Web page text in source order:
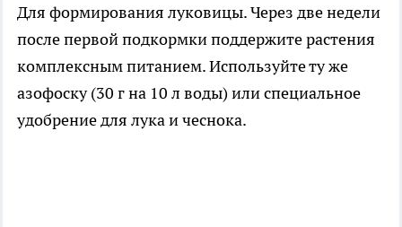
Для формирования луковицы. Через две недели
после первой подкормки поддержите растения
комплексным питанием. Используйте ту же
азофоску (30 г на 10 л воды) или специальное
удобрение для лука и чеснока.